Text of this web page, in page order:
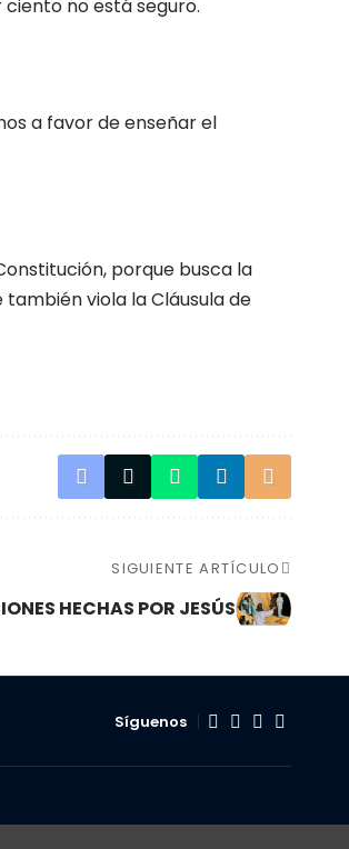
no está seguro.
a favor de enseñar el
porque busca la
viola la Cláusula de
SIGUIENTE ARTÍCULO
HECHAS POR JESÚS
Síguenos